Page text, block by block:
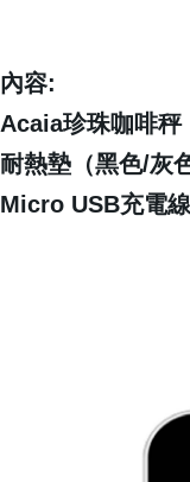
內容:
Acaia珍珠咖啡秤
耐熱墊（黑色/灰
Micro USB充電